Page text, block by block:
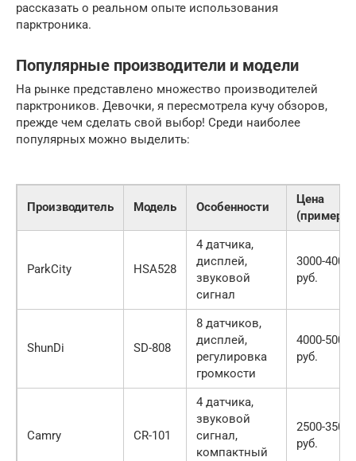
рассказать о реальном опыте использования
парктроника.
Популярные производители и модели
На рынке представлено множество производителей
парктроников. Девочки, я пересмотрела кучу обзоров,
прежде чем сделать свой выбор! Среди наиболее
популярных можно выделить:
Производитель Модель Особенности
Цена
ParkCity HSA528
4 датчика,
дисплей,
звуковой
сигнал
3000-4000
руб.
ShunDi SD-808
8 датчиков,
дисплей,
регулировка
громкости
4000-5000
руб.
Camry CR-101
4 датчика,
звуковой
сигнал,
компактный
2500-3500
руб.